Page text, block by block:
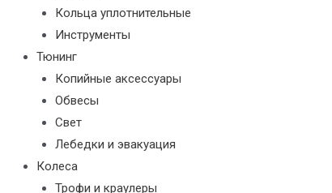
Кольца уплотнительные
Инструменты
Тюнинг
Копийные аксессуары
Обвесы
Свет
Лебедки и эвакуация
Колеса
Трофи и краулеры